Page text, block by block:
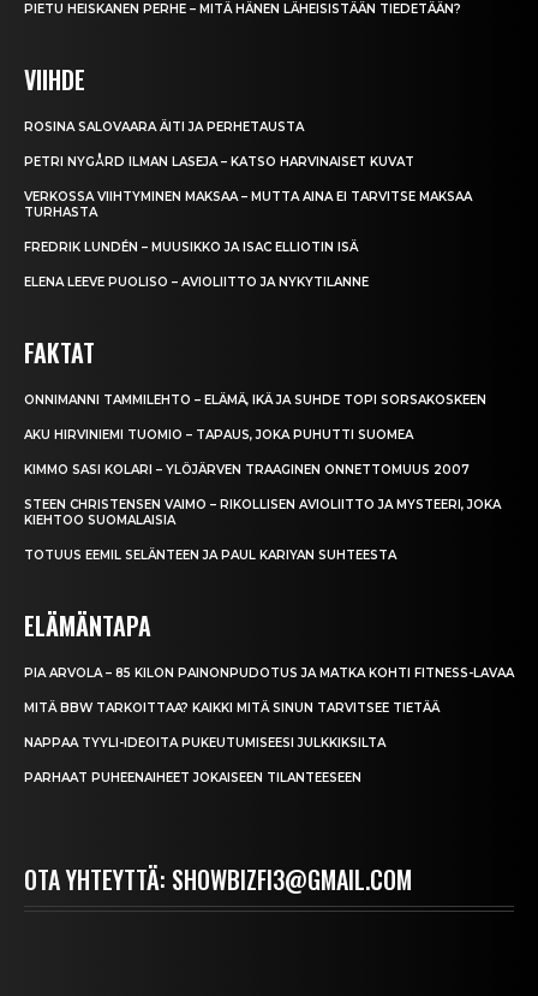
PIETU HEISKANEN PERHE – MITÄ HÄNEN LÄHEISISTÄÄN TIEDETÄÄN?
VIIHDE
ROSINA SALOVAARA ÄITI JA PERHETAUSTA
PETRI NYGÅRD ILMAN LASEJA – KATSO HARVINAISET KUVAT
VERKOSSA VIIHTYMINEN MAKSAA – MUTTA AINA EI TARVITSE MAKSAA
TURHASTA
FREDRIK LUNDÉN – MUUSIKKO JA ISAC ELLIOTIN ISÄ
ELENA LEEVE PUOLISO – AVIOLIITTO JA NYKYTILANNE
FAKTAT
ONNIMANNI TAMMILEHTO – ELÄMÄ, IKÄ JA SUHDE TOPI SORSAKOSKEEN
AKU HIRVINIEMI TUOMIO – TAPAUS, JOKA PUHUTTI SUOMEA
KIMMO SASI KOLARI – YLÖJÄRVEN TRAAGINEN ONNETTOMUUS 2007
STEEN CHRISTENSEN VAIMO – RIKOLLISEN AVIOLIITTO JA MYSTEERI, JOKA
KIEHTOO SUOMALAISIA
TOTUUS EEMIL SELÄNTEEN JA PAUL KARIYAN SUHTEESTA
ELÄMÄNTAPA
PIA ARVOLA – 85 KILON PAINONPUDOTUS JA MATKA KOHTI FITNESS-LAVAA
MITÄ BBW TARKOITTAA? KAIKKI MITÄ SINUN TARVITSEE TIETÄÄ
NAPPAA TYYLI-IDEOITA PUKEUTUMISEESI JULKKIKSILTA
PARHAAT PUHEENAIHEET JOKAISEEN TILANTEESEEN
OTA YHTEYTTÄ: SHOWBIZFI3@GMAIL.COM